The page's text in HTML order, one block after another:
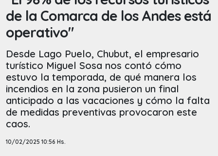
de la Comarca de los Andes está
operativo"
Desde Lago Puelo, Chubut, el empresario
turístico Miguel Sosa nos contó cómo
estuvo la temporada, de qué manera los
incendios en la zona pusieron un final
anticipado a las vacaciones y cómo la falta
de medidas preventivas provocaron este
caos.
10/02/2025 10:56 Hs.